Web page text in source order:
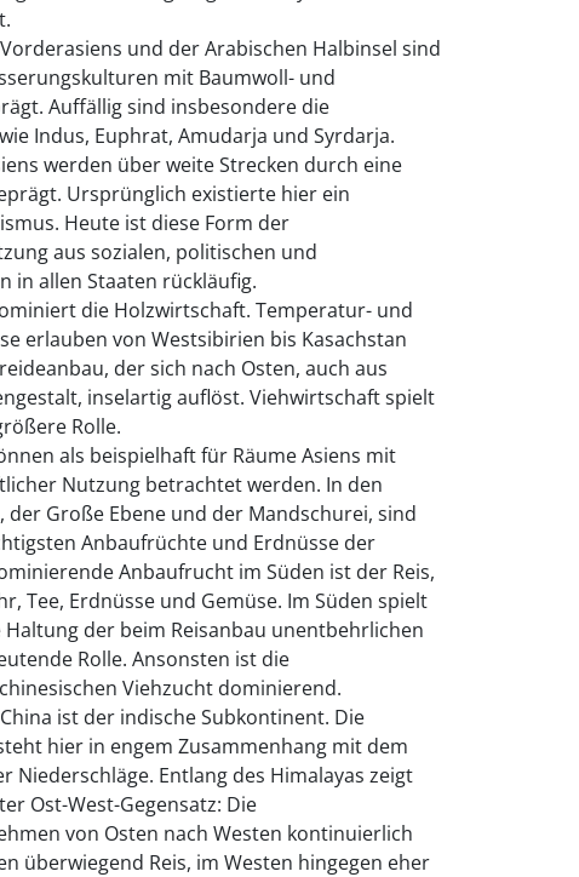
und der Arabischen Halbinsel sind
mit Baumwoll- und
Auffällig sind insbesondere die
Indus, Euphrat, Amudarja und Syrdarja.
werden über weite Strecken durch eine
Ursprünglich existierte hier ein
Heute ist diese Form der
aus sozialen, politischen und
in allen Staaten rückläufig.
die Holzwirtschaft. Temperatur- und
erlauben von Westsibirien bis Kasachstan
der sich nach Osten, auch aus
inselartig auflöst. Viehwirtschaft spielt
Rolle.
als beispielhaft für Räume Asiens mit
Nutzung betrachtet werden. In den
Große Ebene und der Mandschurei, sind
Anbaufrüchte und Erdnüsse der
Anbaufrucht im Süden ist der Reis,
Tee, Erdnüsse und Gemüse. Im Süden spielt
der beim Reisanbau unentbehrlichen
Rolle. Ansonsten ist die
Viehzucht dominierend.
ist der indische Subkontinent. Die
hier in engem Zusammenhang mit dem
Niederschläge. Entlang des Himalayas zeigt
Ost-West-Gegensatz: Die
von Osten nach Westen kontinuierlich
überwiegend Reis, im Westen hingegen eher